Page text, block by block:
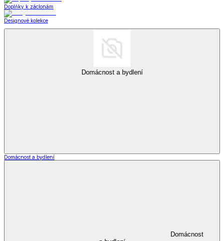
Doplňky k záclonám
Designové kolekce
Domácnost a bydlení
Domácnost a bydlení
Domácnost